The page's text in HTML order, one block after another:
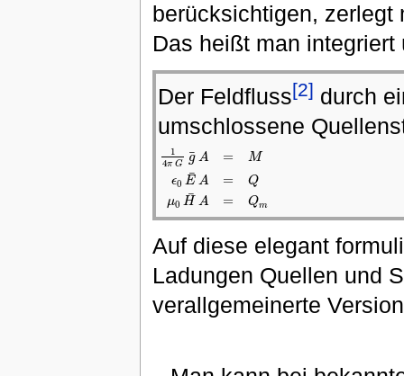
berücksichtigen, zerlegt
Das heißt man integriert
Der Feldfluss[2] durch
umschlossene
1
4π G
g
¯ A
ϵ0 E
¯ A
μ0 H
¯ A
=
=
=
M
Q
Qm
πGg¯ A Mϵ0 ¯A
Auf diese elegant
Ladungen Quellen und
verallgemeinerte